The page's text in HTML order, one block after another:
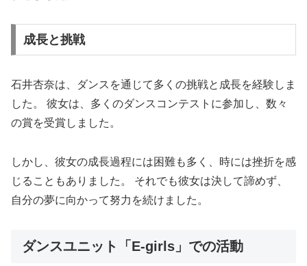
成長と挑戦
石井杏奈は、ダンスを通じて多くの挑戦と成長を経験しま
した。 彼女は、多くのダンスコンテストに参加し、数々
の賞を受賞しました。
しかし、彼女の成長過程には困難も多く、時には挫折を感
じることもありました。 それでも彼女は決して諦めず、
自分の夢に向かって努力を続けました。
ダンスユニット「E-girls」での活動